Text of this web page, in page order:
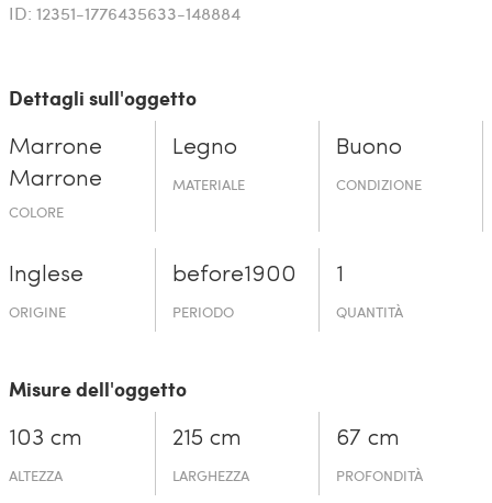
ID: 12351-1776435633-148884
Dettagli sull'oggetto
Marrone
Marrone
COLORE
Legno
MATERIALE
Buono
CONDIZIONE
Inglese
ORIGINE
before19­00
PERIODO
1
QUANTITÀ
Misure dell'oggetto
103 cm
ALTEZZA
215 cm
LARGHEZZA
67 cm
PROFONDITÀ